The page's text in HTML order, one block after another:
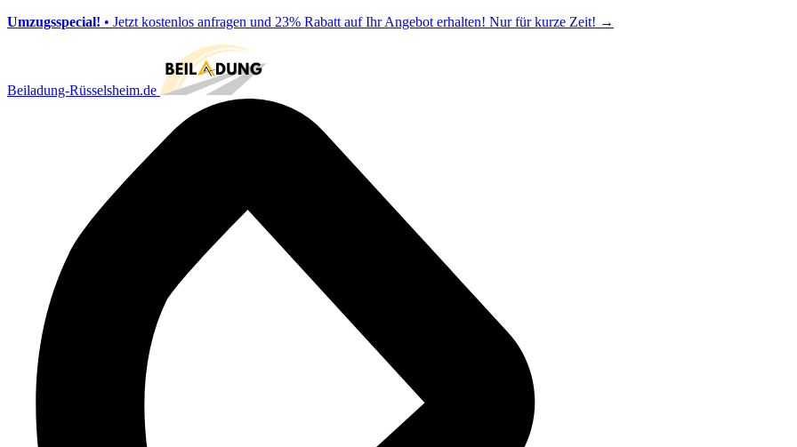
Umzugsspecial! • Jetzt kostenlos anfragen und 23% Rabatt auf Ihr Angebot erhalten! Nur für kurze Zeit! →
Beiladung-Rüsselsheim.de